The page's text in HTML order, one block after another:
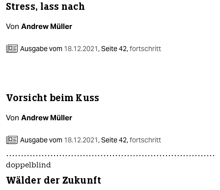
Stress, lass nach
Von Andrew Müller
Ausgabe vom 18.12.2021,Seite 42,fortschritt
Vorsicht beim Kuss
Von Andrew Müller
Ausgabe vom 18.12.2021,Seite 42,fortschritt
doppelblind
Wälder der Zukunft